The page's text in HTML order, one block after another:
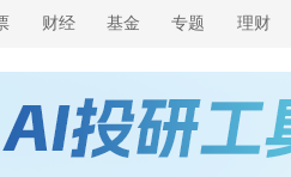
财经 基金 专题 理财